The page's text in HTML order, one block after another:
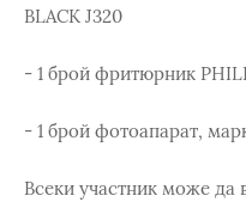
BLACK J320
- 1 брой фритюрник
- 1 брой фотоапарат,
Всеки участник може да